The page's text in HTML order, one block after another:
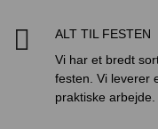

ALT TIL FESTEN
Vi har et bredt
festen. Vi leverer
praktiske arbejde.